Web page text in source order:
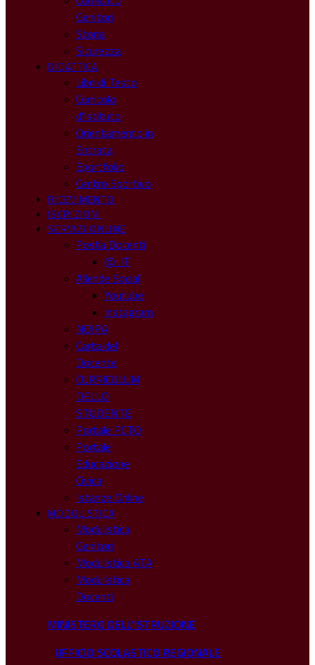
Genitori
Storia
Sicurezza
DIDATTICA
Libri di Testo
Curricolo
d’Istituto
Orientamento in
Entrata
Eportfolio
Centro Sportivo
RICEVIMENTO
ISCRIZIONI
SERVIZI ONLINE
Posta Docenti
@ .IT
Allende Social
Youtube
Instagram
NOIPA
Carta del
Docente
CURRICULUM
DELLO
STUDENTE
Portale PCTO
Portale
Educazione
Civica
Istanze Online
MODULISTICA
Modulistica
Genitori
Modulistica ATA
Modulistica
Docenti
MINISTERO DELL'ISTRUZIONE
UFFICIO SCOLASTICO REGIONALE